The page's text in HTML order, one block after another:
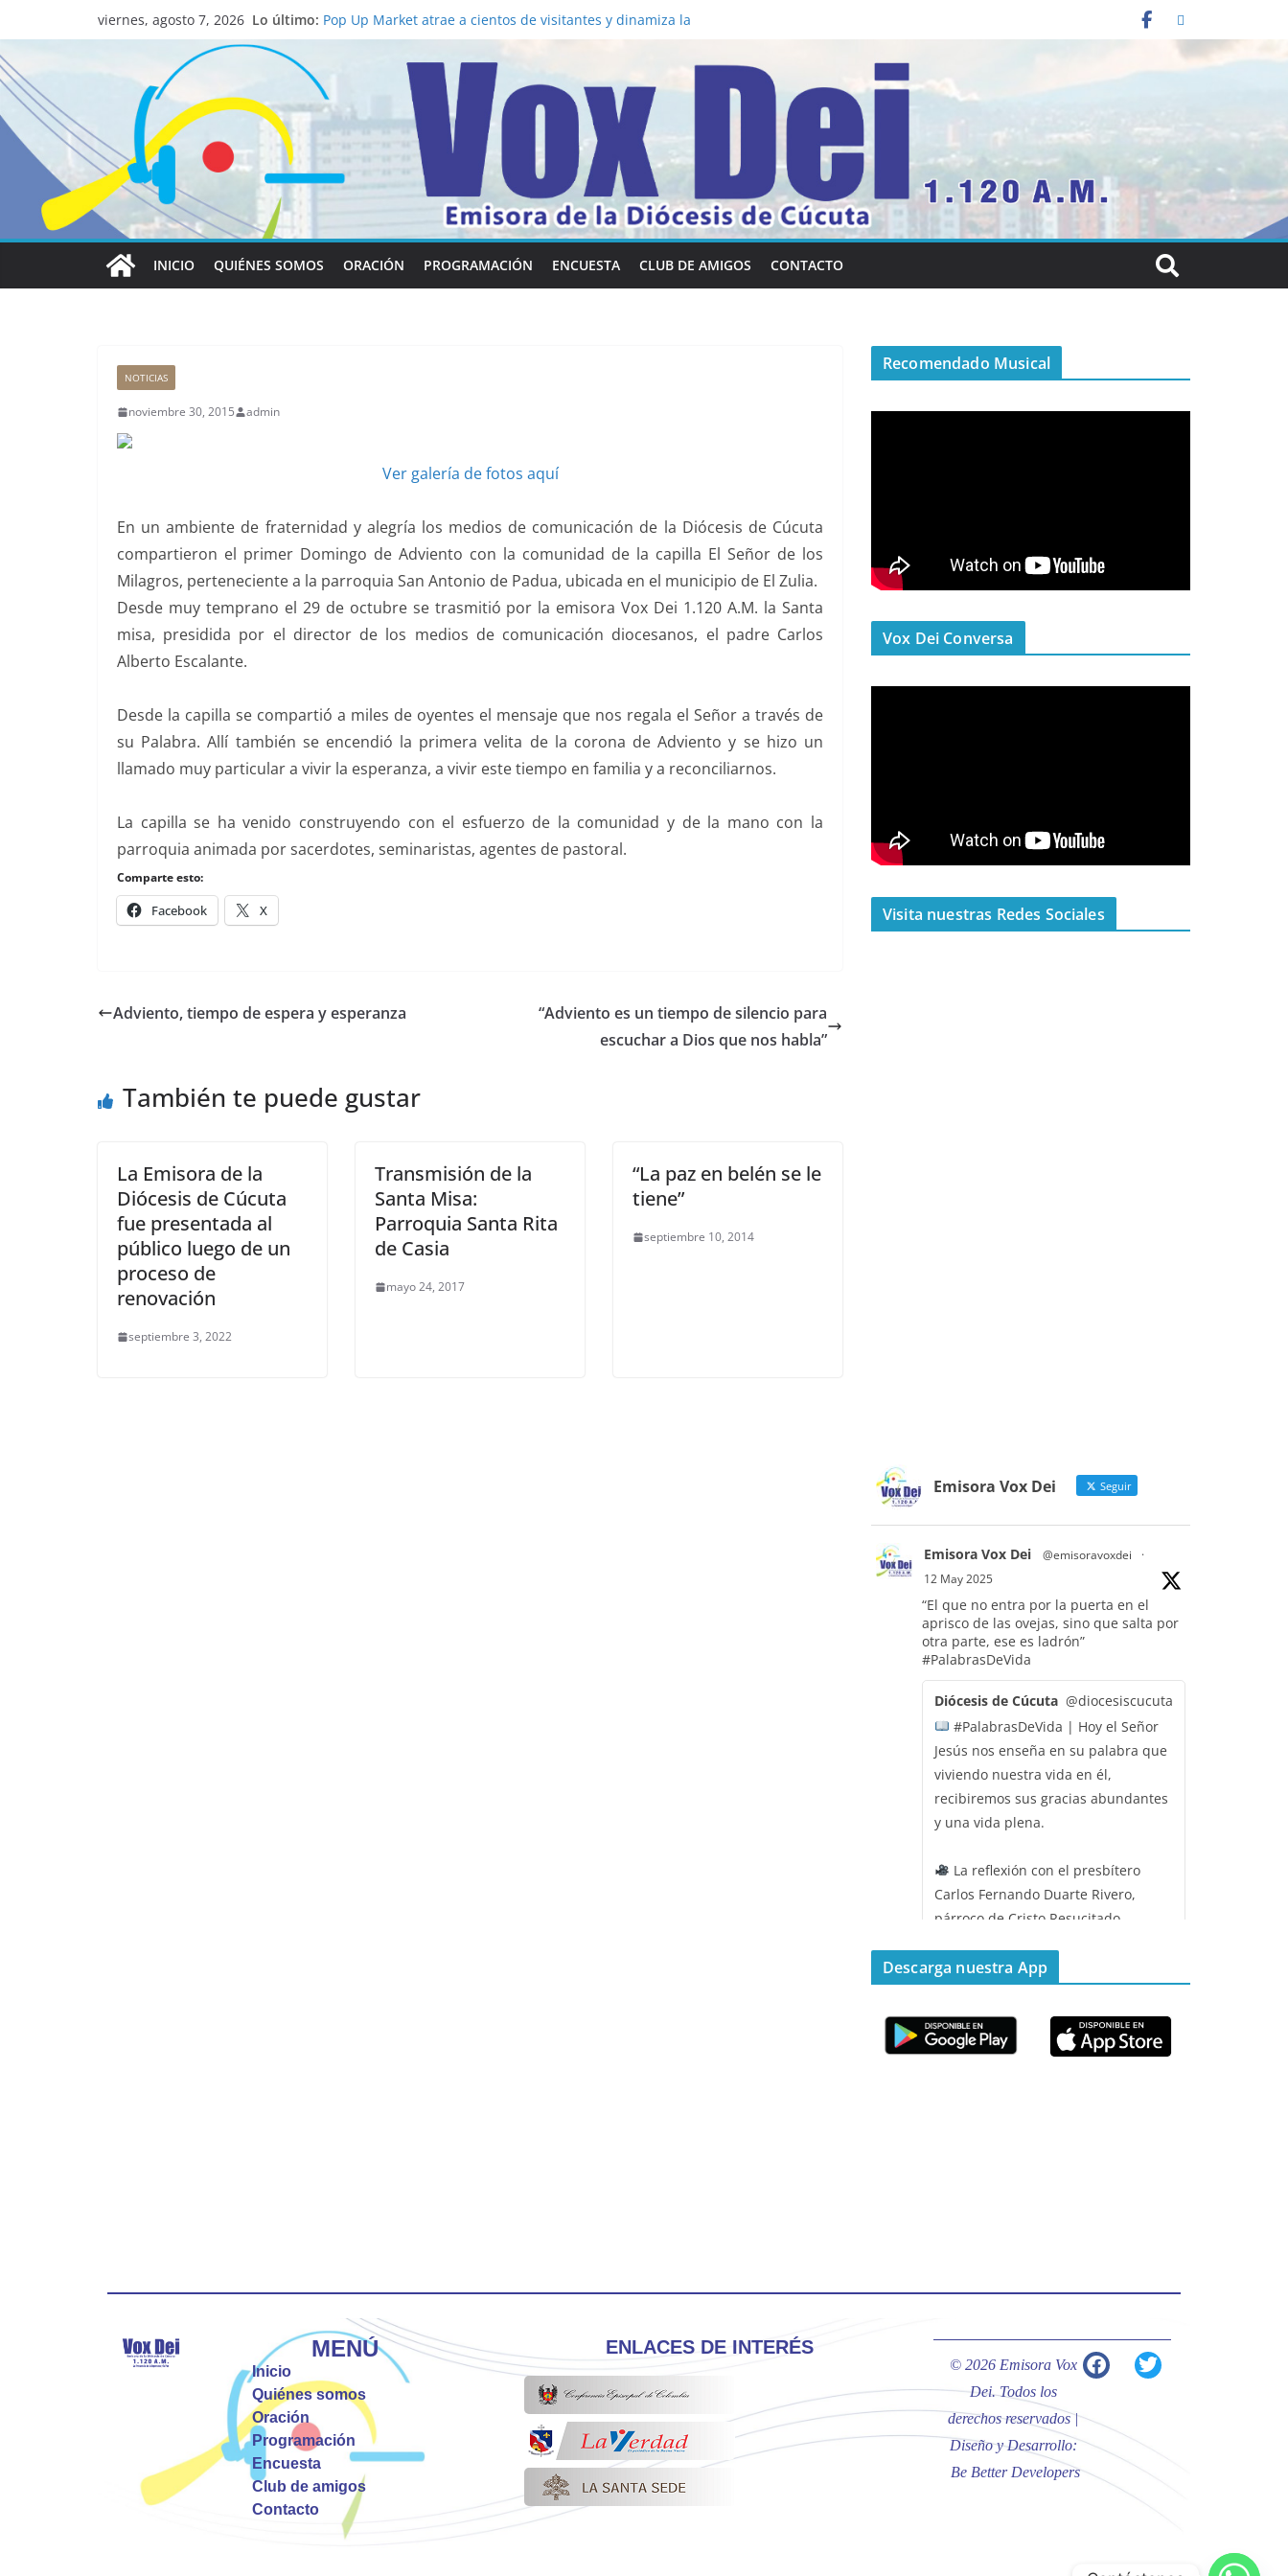
viernes, agosto 7, 2026 Lo último: Pop Up Market atrae a cientos de visitantes y dinamiza la
economía local
Lo que tienen en común la nueva Película Toy Story 5 y el
Papa León XIV
Realizadores de Vox Dei fortalecen su identidad
institucional y habilidades en comunicación visual
La ciencia desvela los 5 secretos que tiene fácilmente un
católico para convertirse en “Superancianos”
INICIO QUIÉNES SOMOS ORACIÓN PROGRAMACIÓN ENCUESTA CLUB DE AMIGOS CONTACTO
NOTICIAS
noviembre 30, 2015 admin
Ver galería de fotos aquí
En un ambiente de fraternidad y alegría los medios de comunicación de la Diócesis de Cúcuta
compartieron el primer Domingo de Adviento con la comunidad de la capilla El Señor de los
Milagros, perteneciente a la parroquia San Antonio de Padua, ubicada en el municipio de El Zulia.
Desde muy temprano el 29 de octubre se trasmitió por la emisora Vox Dei 1.120 A.M. la Santa
misa, presidida por el director de los medios de comunicación diocesanos, el padre Carlos
Alberto Escalante.
Desde la capilla se compartió a miles de oyentes el mensaje que nos regala el Señor a través de
su Palabra. Allí también se encendió la primera velita de la corona de Adviento y se hizo un
llamado muy particular a vivir la esperanza, a vivir este tiempo en familia y a reconciliarnos.
La capilla se ha venido construyendo con el esfuerzo de la comunidad y de la mano con la
parroquia animada por sacerdotes, seminaristas, agentes de pastoral.
Comparte esto:
Facebook X
Adviento, tiempo de espera y esperanza
“Adviento es un tiempo de silencio para
escuchar a Dios que nos habla”
También te puede gustar
La Emisora de la
Diócesis de Cúcuta
fue presentada al
público luego de un
proceso de
renovación
septiembre 3, 2022
Transmisión de la
Santa Misa:
Parroquia Santa Rita
de Casia
mayo 24, 2017
“La paz en belén se le
tiene”
septiembre 10, 2014
Recomendado Musical
Vox Dei Conversa
Visita nuestras Redes Sociales
Emisora Vox Dei Seguir
Emisora Vox Dei @emisoravoxdei
·
12 May 2025
“El que no entra por la puerta en el
aprisco de las ovejas, sino que salta por
otra parte, ese es ladrón”
#PalabrasDeVida
Diócesis de Cúcuta @diocesiscucuta
#PalabrasDeVida | Hoy el Señor
Jesús nos enseña en su palabra que
viviendo nuestra vida en él,
recibiremos sus gracias abundantes
y una vida plena.
La reflexión con el presbítero
Carlos Fernando Duarte Rivero,
párroco de Cristo Resucitado.
Emisora Vox Dei @emisoravoxdei ·
11 May 2025
La reflexión con el presbítero
Twitter
Emisora Vox Dei @emisoravoxdei
10 May 2025
“Tú tienes palabras de vida eterna”
Descarga nuestra App
MENÚ
Inicio
Quiénes somos
Oración
Programación
Encuesta
Club de amigos
Contacto
ENLACES DE INTERÉS
© 2026 Emisora Vox
Dei. Todos los
derechos reservados |
Diseño y Desarrollo:
Be Better Developers